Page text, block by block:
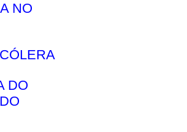
NO
DO